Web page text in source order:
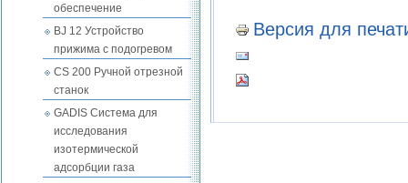
обеспечение
BJ 12 Устройство
прижима с подогревом
CS 200 Ручной отрезной
станок
GADIS Система для
исследования
изотермической
адсорбции газа
Версия для